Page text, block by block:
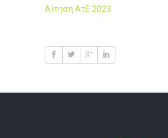
Αίτηση ΑτΕ 2023